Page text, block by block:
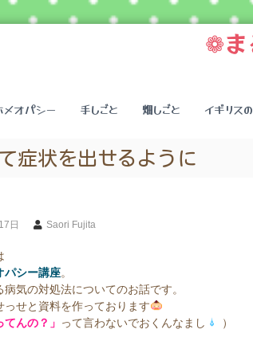
❁
メオパシー 手しごと 畑しごと イギリス
症状を出せるように
日 Saori Fujita
パシー講座。
気の対処法についてのお話です。
っせと資料を作っております
てんの？」 って言わないでおくんなまし ）